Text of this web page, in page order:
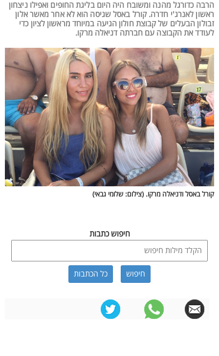
הרבה כדורגל מהנה ומשובח היה היום בליגת החופים ואפילו ניצחון
ראשון לאנרג'י חדרה. קורל באסל שגיסה הוא לא אחר מאשר אלון
זבולון הבעלים של קבוצת חולון הגיעה במיוחד מראשון לציון כדי
לעודד את הקבוצה עם חברתה דניאלה מרקו.
קורל באסל ודניאלה מרקו. (צילום: שלומי גבאי)
חיפוש כתבות
כל הכתבות